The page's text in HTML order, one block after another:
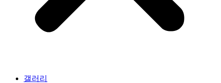
갤러리